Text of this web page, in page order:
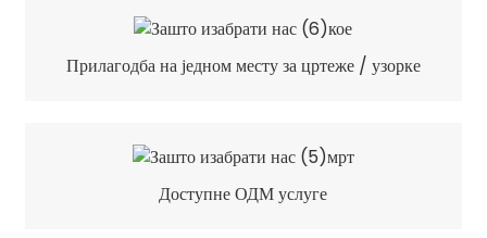
Прилагодба на једном месту за цртеже / узорке
Доступне ОДМ услуге